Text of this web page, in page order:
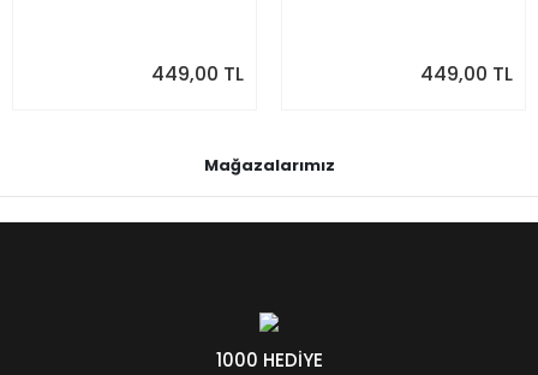
449,00 TL 449,00 TL
Mağazalarımız
1000 HEDİYE